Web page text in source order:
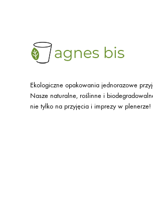
Ekologiczne opakowania jednorazowe
Nasze naturalne, roślinne i
nie tylko na przyjęcia i imprezy w plenerze!